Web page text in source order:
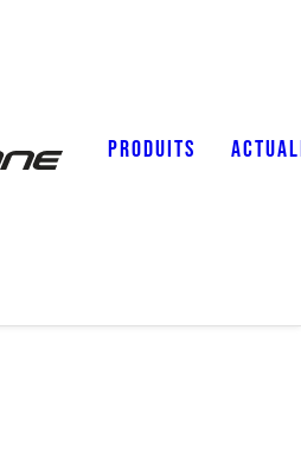
PRODUITS